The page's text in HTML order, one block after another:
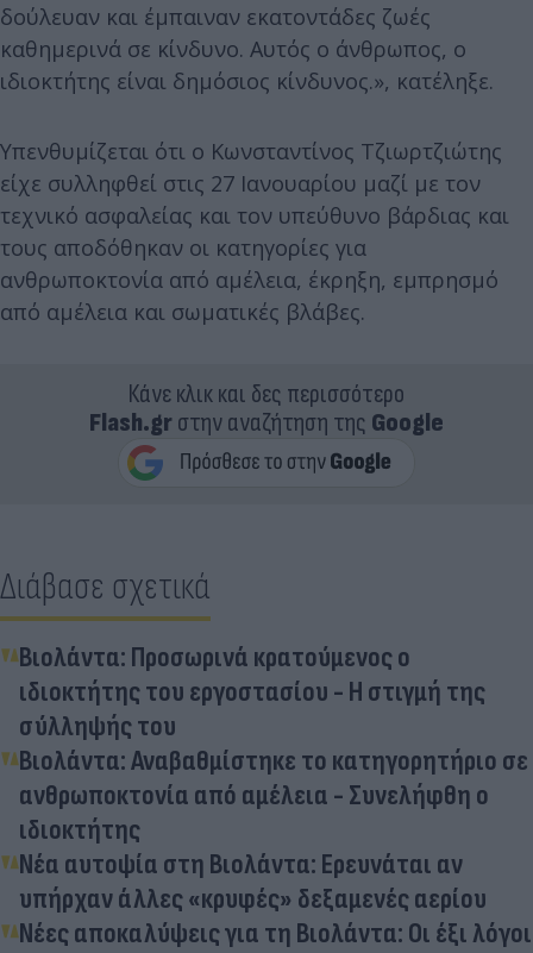
δούλευαν και έμπαιναν εκατοντάδες ζωές
καθημερινά σε κίνδυνο. Αυτός ο άνθρωπος, ο
ιδιοκτήτης είναι δημόσιος κίνδυνος.», κατέληξε.
Υπενθυμίζεται ότι ο Κωνσταντίνος Τζιωρτζιώτης
είχε συλληφθεί στις 27 Ιανουαρίου μαζί με τον
τεχνικό ασφαλείας και τον υπεύθυνο βάρδιας και
τους αποδόθηκαν οι κατηγορίες για
ανθρωποκτονία από αμέλεια, έκρηξη, εμπρησμό
από αμέλεια και σωματικές βλάβες.
Κάνε κλικ και δες περισσότερο
Flash.grστην αναζήτηση της Google
Διάβασε σχετικά
Βιολάντα: Προσωρινά κρατούμενος ο
ιδιοκτήτης του εργοστασίου - Η στιγμή της
σύλληψής του
Βιολάντα: Αναβαθμίστηκε το κατηγορητήριο σε
ανθρωποκτονία από αμέλεια - Συνελήφθη ο
ιδιοκτήτης
Νέα αυτοψία στη Βιολάντα: Ερευνάται αν
υπήρχαν άλλες «κρυφές» δεξαμενές αερίου
Νέες αποκαλύψεις για τη Βιολάντα: Οι έξι λόγοι